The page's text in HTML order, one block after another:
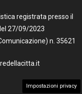
registrata presso il
27/09/2023
n. 35621
Impostazioni privacy